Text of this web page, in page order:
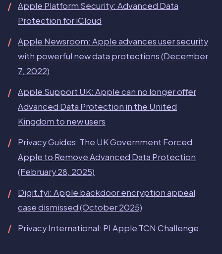
Apple Platform Security: Advanced Data
Protection for iCloud
Apple Newsroom: Apple advances user security
with powerful new data protections (December
7, 2022)
Apple Support UK: Apple can no longer offer
Advanced Data Protection in the United
Kingdom to new users
Privacy Guides: The UK Government Forced
Apple to Remove Advanced Data Protection
(February 28, 2025)
Digit.fyi: Apple backdoor encryption appeal
case dismissed (October 2025)
Privacy International: PI Apple TCN Challenge